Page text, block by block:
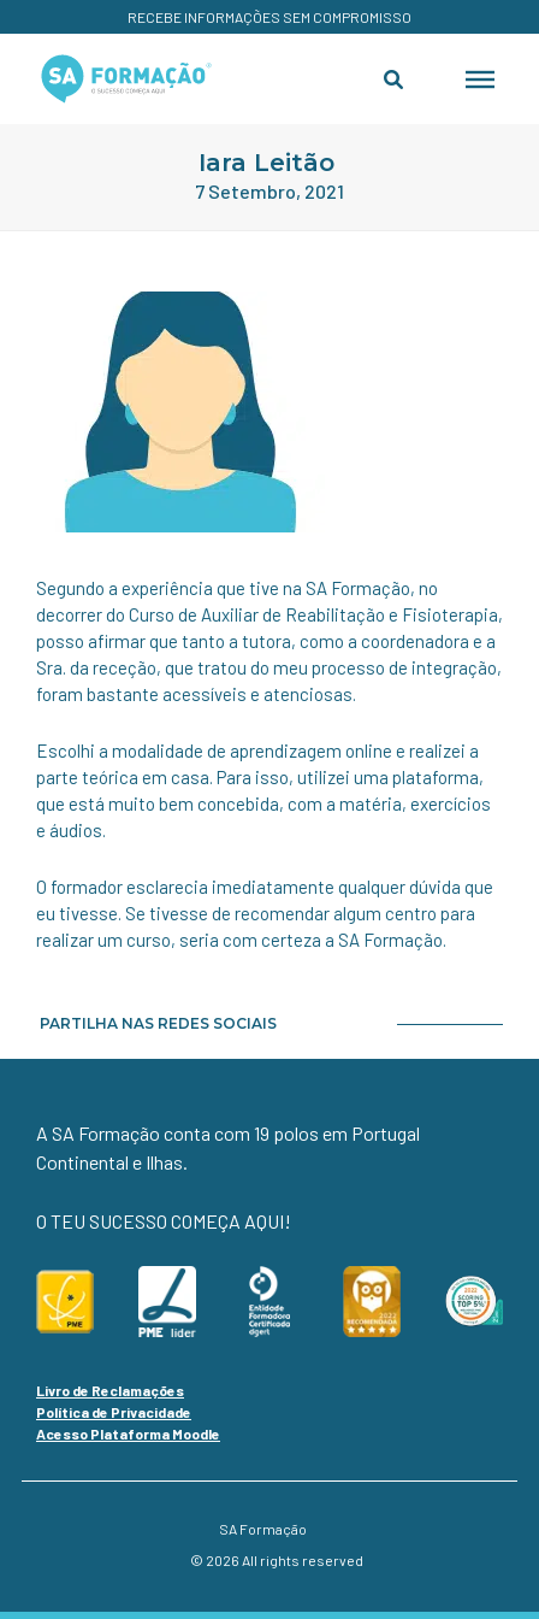
RECEBE INFORMAÇÕES SEM COMPROMISSO
Iara Leitão
7 Setembro, 2021
Segundo a experiência que tive na SA Formação, no
decorrer do Curso de Auxiliar de Reabilitação e Fisioterapia,
posso afirmar que tanto a tutora, como a coordenadora e a
Sra. da receção, que tratou do meu processo de integração,
foram bastante acessíveis e atenciosas.
Escolhi a modalidade de aprendizagem online e realizei a
parte teórica em casa. Para isso, utilizei uma plataforma,
que está muito bem concebida, com a matéria, exercícios
e áudios.
O formador esclarecia imediatamente qualquer dúvida que
eu tivesse. Se tivesse de recomendar algum centro para
realizar um curso, seria com certeza a SA Formação.
PARTILHA NAS REDES SOCIAIS
A SA Formação conta com 19 polos em Portugal
Continental e Ilhas.
O TEU SUCESSO COMEÇA AQUI!
Livro de Reclamações
Política de Privacidade
Acesso Plataforma Moodle
SA Formação
© 2026 All rights reserved